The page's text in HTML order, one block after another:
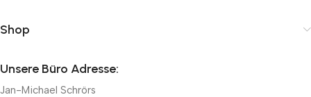
Shop
Unsere Büro Adresse:
Jan-Michael Schrörs